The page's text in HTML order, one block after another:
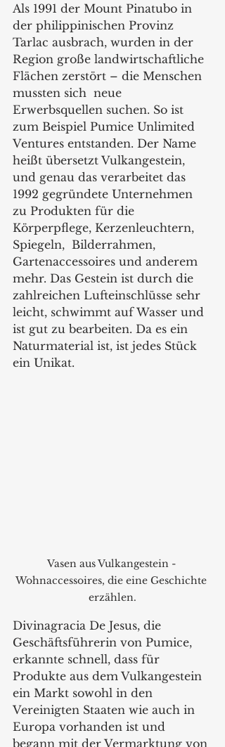
Als 1991 der Mount Pinatubo in
der philippinischen Provinz
Tarlac ausbrach, wurden in der
Region große landwirtschaftliche
Flächen zerstört – die Menschen
mussten sich  neue
Erwerbsquellen suchen. So ist
zum Beispiel Pumice Unlimited
Ventures entstanden. Der Name
heißt übersetzt Vulkangestein,
und genau das verarbeitet das
1992 gegründete Unternehmen
zu Produkten für die
Körperpflege, Kerzenleuchtern,
Spiegeln,  Bilderrahmen,
Gartenaccessoires und anderem
mehr. Das Gestein ist durch die
zahlreichen Lufteinschlüsse sehr
leicht, schwimmt auf Wasser und
ist gut zu bearbeiten. Da es ein
Naturmaterial ist, ist jedes Stück
ein Unikat.
Vasen aus Vulkangestein -
Wohnaccessoires, die eine Geschichte
erzählen.
Divinagracia De Jesus, die
Geschäftsführerin von Pumice,
erkannte schnell, dass für
Produkte aus dem Vulkangestein
ein Markt sowohl in den
Vereinigten Staaten wie auch in
Europa vorhanden ist und
begann mit der Vermarktung von